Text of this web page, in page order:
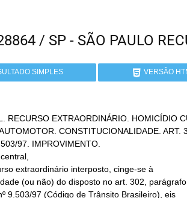
/ SP - SÃO PAULO
SIMPLES VERSÃO
RECURSO EXTRAORDINÁRIO. HOMICÍDIO